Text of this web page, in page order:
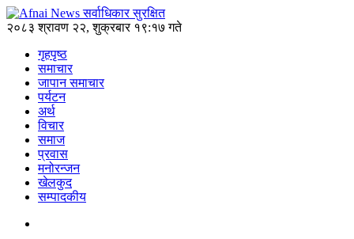
२०८३ श्रावण २२, शुक्रबार १९:१७ गते
गृहपृष्ठ
समाचार
जापान समाचार
पर्यटन
अर्थ
विचार
समाज
प्रवास
मनोरन्जन
खेलकुद
सम्पादकीय